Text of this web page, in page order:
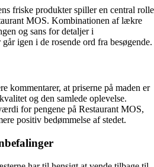
friske produkter spiller en central rolle
MOS. Kombinationen af lækre
og sans for detaljer i
igen i de rosende ord fra besøgende.
kommentarer, at priserne på maden er
og den samlede oplevelse.
for pengene på Restaurant MOS,
positiv bedømmelse af stedet.